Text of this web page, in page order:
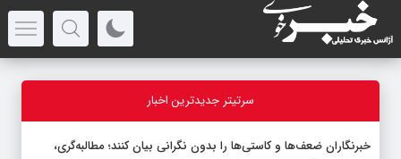
سرتیتر جدیدترین اخبار
خبرنگاران ضعف‌ها و کاستی‌ها را بدون نگرانی بیان کنند؛ مطالبه‌گری،